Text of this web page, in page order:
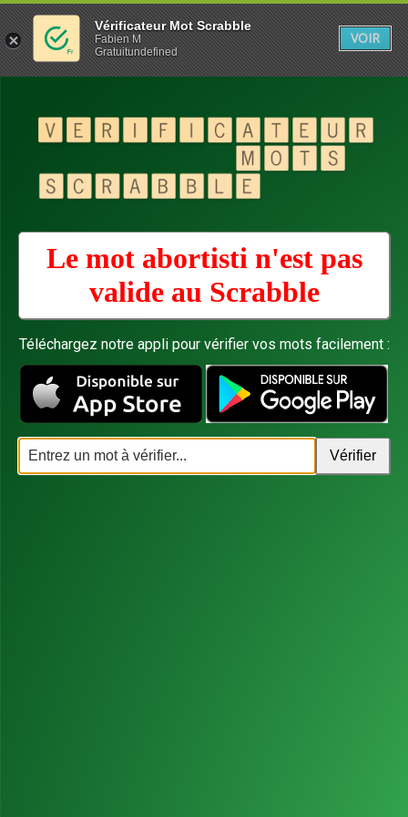
Le mot abortisti n'est pas
valide au Scrabble
Téléchargez notre appli pour vérifier vos mots facilement :
Vérificateur Mot Scrabble
Fabien M
Gratuitundefined
VOIR